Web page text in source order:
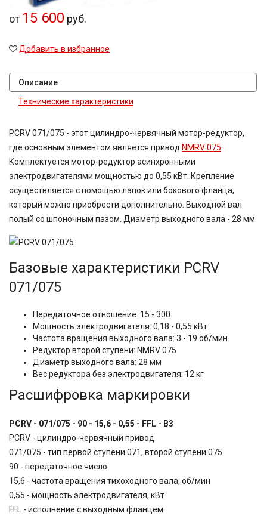
от 15 600 руб.
Добавить в избранное
Описание
Технические характеристики
PCRV 071/075 - этот цилиндро-червячный мотор-редуктор,
где основным элементом является привод NMRV 075
Комплектуется мотор-редуктор асинхронными
электродвигателями мощностью до 0,55 кВт. Крепление
осуществляется с помощью лапок или бокового фланца,
который можно приобрести дополнительно. Выходной вал
полый со шпоночным пазом. Диаметр выходного вала - 28 мм.
Базовые характеристики PCRV
071/075
Передаточное отношение: 15 - 300
Мощность электродвигателя: 0,18 - 0,55 кВт
Частота вращения выходного вала: 3 - 19 об/мин
Редуктор второй ступени: NMRV 075
Диаметр выходного вала: 28 мм
Вес редуктора без электродвигателя: 12 кг
Расшифровка маркировки
PCRV - 071/075 - 90 - 15,6 - 0,55 - FFL - B3
PCRV - цилиндро-червячный привод
071/075 - тип первой ступени 071, второй ступени 075
90 - передаточное число
15,6 - частота вращения тихоходного вала, об/мин
0,55 - мощность электродвигателя, кВт
FFL - исполнение с выходным фланцем